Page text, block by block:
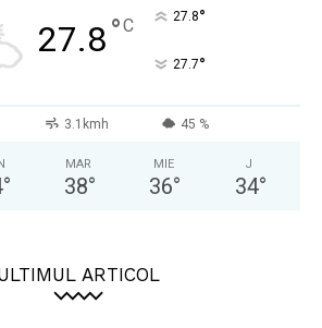
27.8°C 27.8°
27.7°
3.1kmh 45 %
°
MAR
38°
MIE
36°
J
34°
ARTICOL